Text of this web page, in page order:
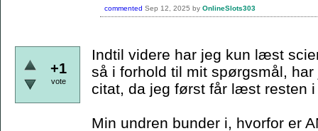
commented Sep 12, 2025 by OnlineSlots303
+1
vote
Indtil videre har jeg kun læst
så i forhold til mit spørgsmål,
citat, da jeg først får læst resten i
Min undren bunder i, hvorfor er